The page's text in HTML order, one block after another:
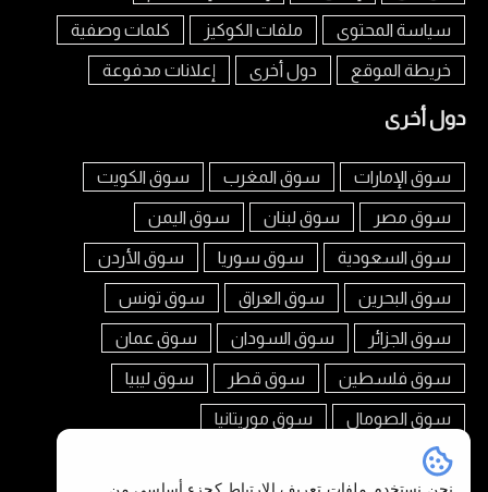
سياسة المحتوى ملفات الكوكيز كلمات وصفية
خريطة الموقع دول أخرى إعلانات مدفوعة
دول أخرى
سوق الإمارات سوق المغرب سوق الكويت
سوق مصر سوق لبنان سوق اليمن
سوق السعودية سوق سوريا سوق الأردن
سوق البحرين سوق العراق سوق تونس
سوق الجزائر سوق السودان سوق عمان
سوق فلسطين سوق قطر سوق ليبيا
سوق الصومال سوق موريتانيا
تابعنا على
نحن نستخدم ملفات تعريف الارتباط كجزء أساسي من